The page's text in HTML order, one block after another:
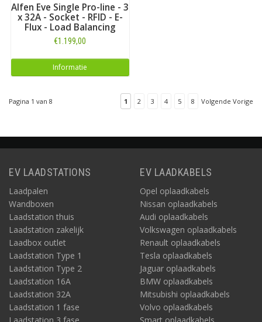
Alfen Eve Single Pro-line - 3
x 32A - Socket - RFID - E-
Flux - Load Balancing
€1.199,00
Informatie
Pagina 1 van 8 1 2 3 4 5 8 Volgende Vorige
EV LAADSTATIONS
Laadpalen
Wandboxen
Laadstation thuis
Laadstation zakelijk
Laadbox outlet
Laadstation Type 1
Laadstation Type 2
Laadstation 16A
Laadstation 32A
Laadstation 1 fase
EV LAADKABELS
Opel oplaadkabels
Nissan oplaadkabels
Audi oplaadkabels
Volkswagen oplaadkabels
Renault oplaadkabels
Tesla oplaadkabels
Jaguar oplaadkabels
BMW oplaadkabels
Mitsubishi oplaadkabels
Volvo oplaadkabels